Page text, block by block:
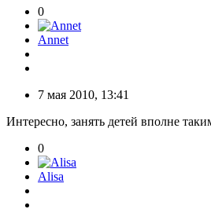
0
Annet
7 мая 2010, 13:41
Интересно, занять детей вполне
0
Alisa